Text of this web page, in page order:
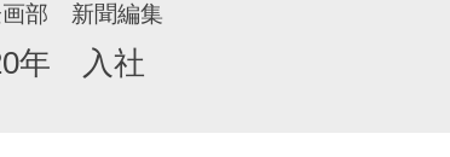
画部 新聞編集
年 入社